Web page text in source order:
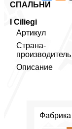
СПАЛЬНИ
I Ciliegi
Артикул
Страна-
производитель
Описание
Фабрика